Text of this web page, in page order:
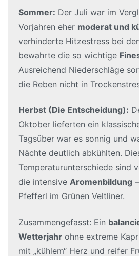
Sommer: Der Juli war im
Vorjahren eher moderat und
verhinderte Hitzestress bei
bewahrte die so wichtige
Ausreichend Niederschläge
die Reben nicht in
Herbst (Die Entscheidung):
Oktober lieferten ein
Tagsüber war es sonnig und
Nächte deutlich abkühlten.
Temperaturunterschiede sind
die intensive Aromenbildung
Pfefferl im Grünen Veltliner.
Zusammengefasst: Ein
Wetterjahr ohne extreme
mit „kühlem“ Herz und reifer